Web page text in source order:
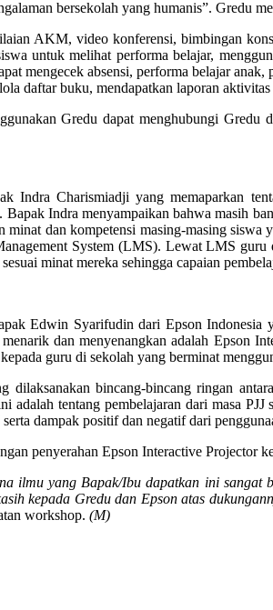
bersekolah yang humanis”. Gredu
AKM, video konferensi, bimbingan
untuk melihat performa belajar,
mengecek absensi, performa belajar
daftar buku, mendapatkan laporan
Gredu dapat menghubungi Gredu
Indra Charismiadji yang memaparkan
Bapak Indra menyampaikan bahwa masih
minat dan kompetensi masing-masing siswa
System (LMS). Lewat LMS
minat mereka sehingga capaian
Edwin Syarifudin dari Epson Indonesia
dan menyenangkan adalah Epson
guru di sekolah yang berminat
dilaksanakan bincang-bincang ringan
adalah tentang pembelajaran dari masa
dampak positif dan negatif dari
penyerahan Epson Interactive Projector
ilmu yang Bapak/Ibu dapatkan ini
kepada Gredu dan Epson atas
workshop.(M)